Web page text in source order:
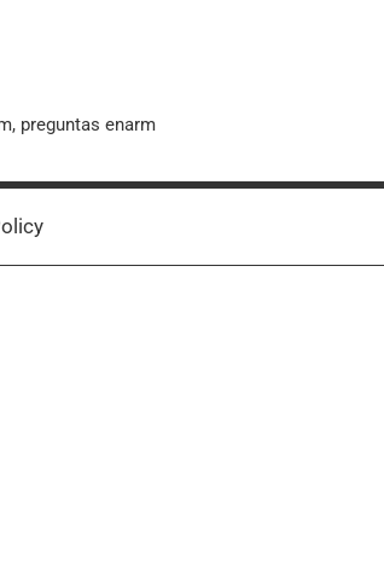
preguntas enarm